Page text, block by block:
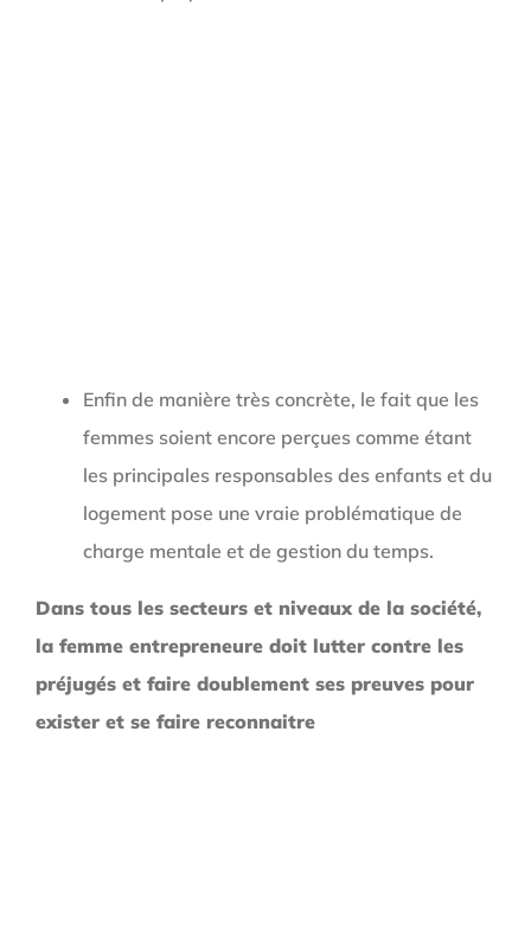
Enfin de manière très concrète, le fait que les
femmes soient encore perçues comme étant
les principales responsables des enfants et du
logement pose une vraie problématique de
charge mentale et de gestion du temps.
Dans tous les secteurs et niveaux de la société,
la femme entrepreneure doit lutter contre les
préjugés et faire doublement ses preuves pour
exister et se faire reconnaitre